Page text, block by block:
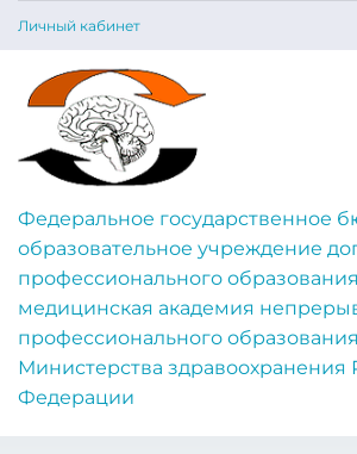
Личный кабинет
Федеральное государственное
образовательное учреждение
профессионального
медицинская академия
профессионального
Министерства здравоохранения
Федерации